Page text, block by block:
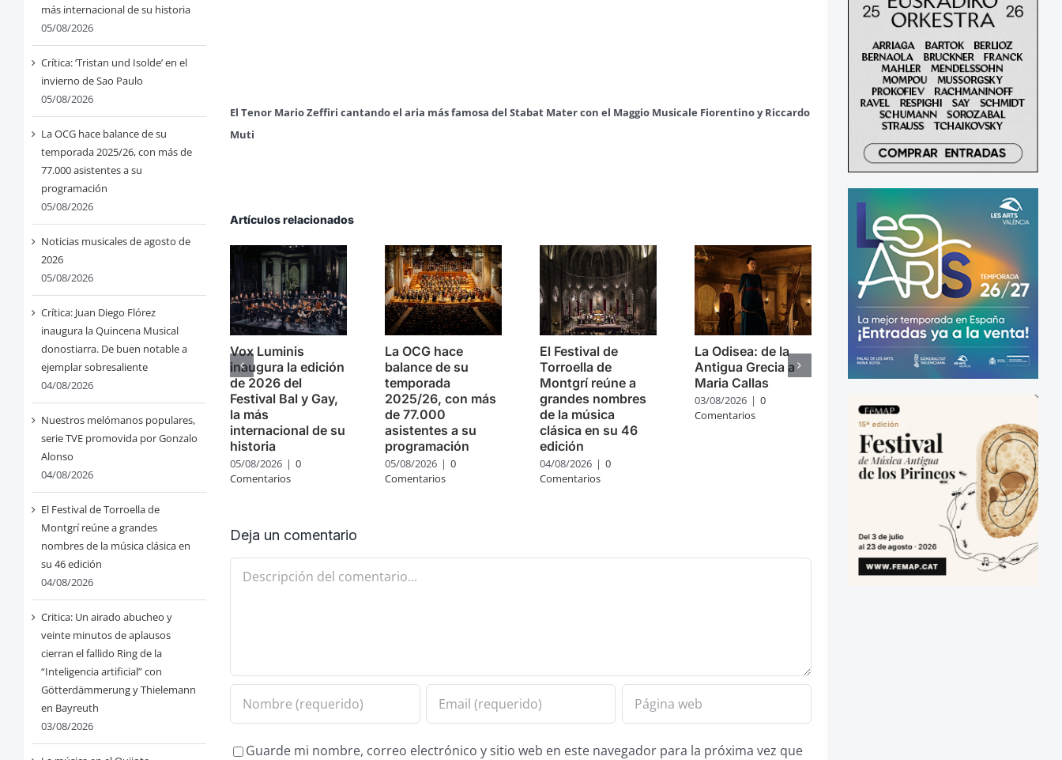
más internacional de su historia
05/08/2026
Crítica: ‘Tristan und Isolde’ en el
invierno de Sao Paulo
05/08/2026
La OCG hace balance de su
temporada 2025/26, con más de
77.000 asistentes a su
programación
05/08/2026
Noticias musicales de agosto de
2026
05/08/2026
Crítica: Juan Diego Flórez
inaugura la Quincena Musical
donostiarra. De buen notable a
ejemplar sobresaliente
04/08/2026
Nuestros melómanos populares,
serie TVE promovida por Gonzalo
Alonso
04/08/2026
El Festival de Torroella de
Montgrí reúne a grandes
nombres de la música clásica en
su 46 edición
04/08/2026
Critica: Un airado abucheo y
veinte minutos de aplausos
cierran el fallido Ring de la
“Inteligencia artificial” con
Götterdämmerung y Thielemann
en Bayreuth
03/08/2026
El Tenor Mario Zeffiri cantando el aria más famosa del Stabat Mater con el Maggio Musicale Fiorentino y Riccardo
Muti
Artículos relacionados
Vox Luminis
inaugura la edición
de 2026 del
Festival Bal y Gay,
la más
internacional de su
historia
05/08/2026 | 0
Comentarios
La OCG hace
balance de su
temporada
2025/26, con más
de 77.000
asistentes a su
programación
05/08/2026 | 0
Comentarios
El Festival de
Torroella de
Montgrí reúne a
grandes nombres
de la música
clásica en su 46
edición
04/08/2026 | 0
Comentarios
La Odisea: de la
Antigua Grecia a
Maria Callas
03/08/2026 | 0
Comentarios
Deja un comentario
Comentario
Guarde mi nombre, correo electrónico y sitio web en este navegador para la próxima vez que